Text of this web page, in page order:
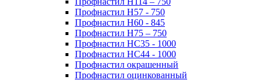
Профнастил Н57 - 750
Профнастил Н60 - 845
Профнастил Н75 – 750
Профнастил НС35 - 1000
Профнастил НС44 - 1000
Профнастил окрашенный
Профнастил оцинкованный